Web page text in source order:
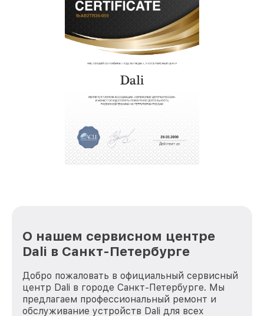
современное оборудование и
лицензированное ПО в ремонтно-
диагностических мастерских;
собственный склад комплектующих, что
позволяет сократить сроки
восстановительных работ;
услуги курьера для владельцев
крупногабаритной техники, которые
обеспечат доставку устройств в сервис в
полной сохранности и бесплатно.
положительные отзывы и обрели отличную
репутацию. Мы постоянно совершенствуемся и
О нашем сервисном центре
Dali в Санкт-Петербурге
Добро пожаловать в официальный сервисный
центр Dali в городе Санкт-Петербурге. Мы
предлагаем профессиональный ремонт и
обслуживание устройств Dali для всех